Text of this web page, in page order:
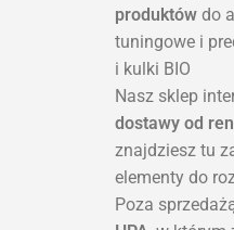
produktów do
tuningowe i
i kulki BIO
Nasz sklep
dostawy od
znajdziesz tu
elementy do
Poza